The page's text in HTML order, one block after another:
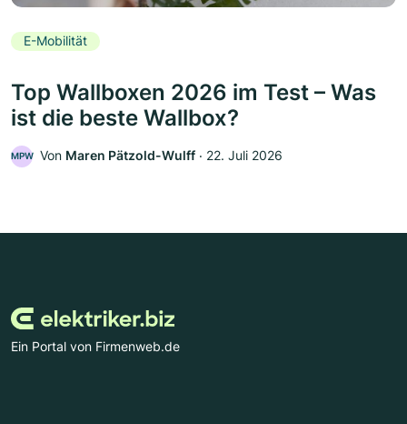
E-Mobilität
Top Wallboxen 2026 im Test – Was
ist die beste Wallbox?
MPW Von Maren Pätzold-Wulff ‧ 22. Juli 2026
Ein Portal von Firmenweb.de